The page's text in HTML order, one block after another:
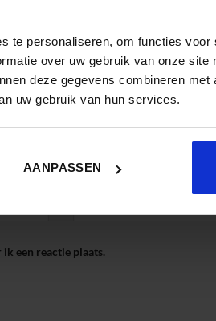
te personaliseren, om functies voor
over uw gebruik van onze site
deze gegevens combineren met
uw gebruik van hun services.
AANPASSEN
een reactie plaats.